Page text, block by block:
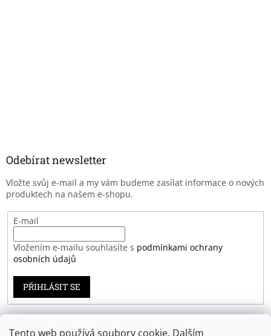
Tento web používá soubory cookie. Dalším
Odebírat newsletter
Vložte svůj e-mail a my vám budeme zasílat informace o nových
produktech na našem e-shopu.
E-mail
Vložením e-mailu souhlasíte s podmínkami ochrany
osobních údajů
PŘIHLÁSIT SE